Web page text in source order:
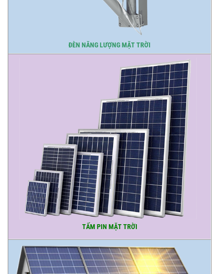
ĐÈN NĂNG LƯỢNG MẶT TRỜI
TẤM PIN MẶT TRỜI